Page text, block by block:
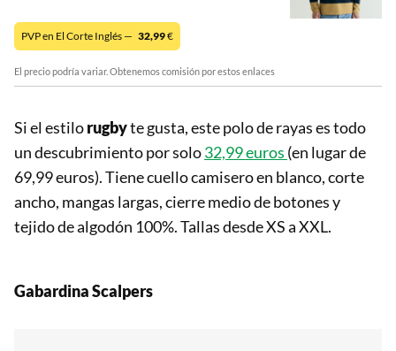
PVP en El Corte Inglés — 32,99€
El precio podría variar. Obtenemos comisión por estos enlaces
Si el estilorugbyte gusta, este polo de rayas es todo
un descubrimiento por solo32,99 euros (en lugar de
69,99 euros). Tiene cuello camisero en blanco, corte
ancho, mangas largas, cierre medio de botones y
tejido de algodón 100%. Tallas desde XS a XXL.
Gabardina Scalpers